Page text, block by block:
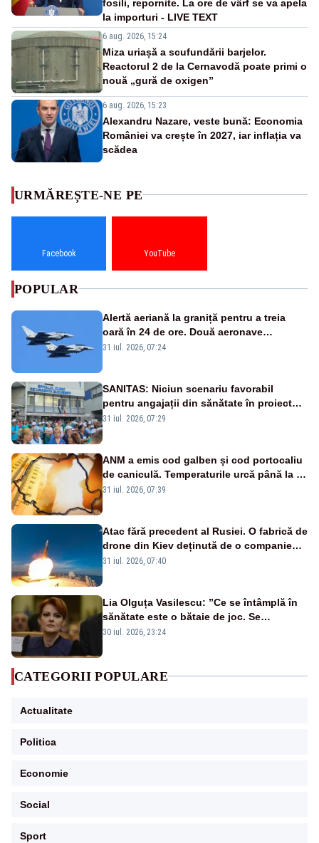
fosili, repornite. La ore de vârf se va apela
la importuri - LIVE TEXT
6 aug. 2026, 15:24
Miza uriașă a scufundării barjelor.
Reactorul 2 de la Cernavodă poate primi o
nouă „gură de oxigen”
6 aug. 2026, 15:23
Alexandru Nazare, veste bună: Economia
României va crește în 2027, iar inflația va
scădea
URMĂREȘTE-NE PE
Facebook YouTube
POPULAR
Alertă aeriană la graniță pentru a treia
oară în 24 de ore. Două aeronave
Eurofighter britanice au fost ridicate de la
31 iul. 2026, 07:24
SANITAS: Niciun scenariu favorabil
pentru angajații din sănătate în proiectul
Legii salarizării
31 iul. 2026, 07:29
ANM a emis cod galben și cod portocaliu
de caniculă. Temperaturile urcă până la 38
de grade, iar nopțile devin tropicale
31 iul. 2026, 07:39
Atac fără precedent al Rusiei. O fabrică de
drone din Kiev deținută de o companie
americană, distrusă de o rachetă
31 iul. 2026, 07:40
Lia Olguța Vasilescu: ”Ce se întâmplă în
sănătate este o bătaie de joc. Se
guvernează extraordinar de prost”
30 iul. 2026, 23:24
CATEGORII POPULARE
Actualitate
Politica
Economie
Social
Sport